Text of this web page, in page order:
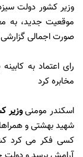
وزیر کشور دولت
موقعیت جدید، به
صورت اجمالی گزارشی
رای اعتماد به
مخابره کرد
اسکندر مومنیوزیر
شهید بهشتی و
کسی فکر می کرد